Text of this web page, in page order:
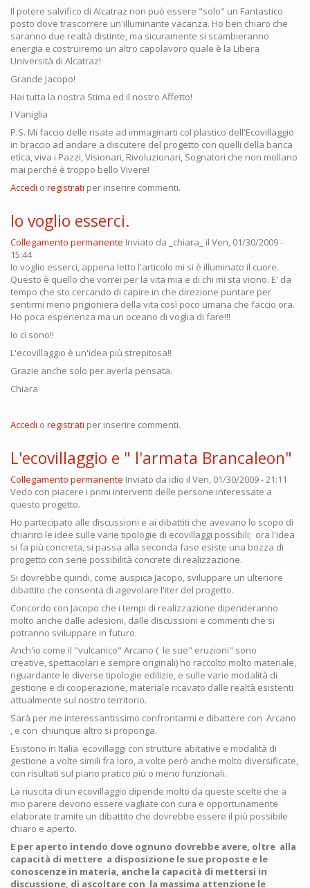
Il potere salvifico di Alcatraz non può essere "solo" un Fantastico
posto dove trascorrere un'illuminante vacanza. Ho ben chiaro che
saranno due realtà distinte, ma sicuramente si scambieranno
energia e costruiremo un altro capolavoro quale è la Libera
Università di Alcatraz!
Grande Jacopo!
Hai tutta la nostra Stima ed il nostro Affetto!
I Vaniglia
P.S. Mi faccio delle risate ad immaginarti col plastico dell'Ecovillaggio
in braccio ad andare a discutere del progetto con quelli della banca
etica, viva i Pazzi, Visionari, Rivoluzionari, Sognatori che non mollano
mai perché è troppo bello Vivere!
Accedi o registrati per inserire commenti.
Io voglio esserci.
Collegamento permanente Inviato da _chiara_
il Ven, 01/30/2009 -
15:44
Io voglio esserci, appena letto l'articolo mi si è illuminato il cuore.
Questo è quello che vorrei per la vita mia e di chi mi sta vicino. E' da
tempo che sto cercando di capire in che direzione puntare per
sentirmi meno prigioniera della vita così poco umana che faccio ora.
Ho poca esperienza ma un oceano di voglia di fare!!!
Io ci sono!!
L'ecovillaggio è un'idea più strepitosa!!
Grazie anche solo per averla pensata.
Chiara
Accedi o registrati per inserire commenti.
L'ecovillaggio e " l'armata Brancaleon"
Collegamento permanente Inviato da idio il Ven, 01/30/2009 - 21:11
Vedo con piacere i primi interventi delle persone interessate a
questo progetto.
Ho partecipato alle discussioni e ai dibattiti che avevano lo scopo di
chiarirci le idee sulle varie tipologie di ecovillaggi possibili; ora l'idea
si fa più concreta, si passa alla seconda fase esiste una bozza di
progetto con serie possibilità concrete di realizzazione.
Si dovrebbe quindi, come auspica Jacopo, sviluppare un ulteriore
dibattito che consenta di agevolare l'iter del progetto.
Concordo con Jacopo che i tempi di realizzazione dipenderanno
molto anche dalle adesioni, dalle discussioni e commenti che si
potranno sviluppare in futuro.
Anch'io come il "vulcanico" Arcano ( le sue" eruzioni" sono
creative, spettacolari e sempre originali) ho raccolto molto materiale,
riguardante le diverse tipologie edilizie, e sulle varie modalità di
gestione e di cooperazione, materiale ricavato dalle realtà esistenti
attualmente sul nostro territorio.
Sarà per me interessantissimo confrontarmi e dibattere con Arcano
, e con chiunque altro si proponga.
Esistono in Italia ecovillaggi con strutture abitative e modalità di
gestione a volte simili fra loro, a volte però anche molto diversificate,
con risultati sul piano pratico più o meno funzionali.
La riuscita di un ecovillaggio dipende molto da queste scelte che a
mio parere devono essere vagliate con cura e opportunamente
elaborate tramite un dibattito che dovrebbe essere il più possibile
chiaro e aperto.
E per aperto intendo dove ognuno dovrebbe avere, oltre alla
capacità di mettere a disposizione le sue proposte e le
conoscenze in materia, anche la capacità di mettersi in
discussione, di ascoltare con la massima attenzione le